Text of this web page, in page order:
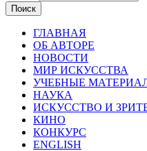
ГЛАВНАЯ
ОБ АВТОРЕ
НОВОСТИ
МИР ИСКУССТВА
УЧЕБНЫЕ
НАУКА
ИСКУССТВО И
КИНО
КОНКУРС
ENGLISH